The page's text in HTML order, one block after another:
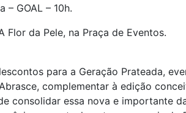
GOAL – 10h.
Flor da Pele, na Praça de Eventos.
para a Geração Prateada,
complementar à edição
consolidar essa nova e importante